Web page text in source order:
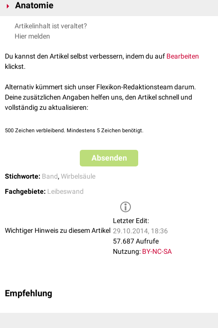
Anatomie
Dort, wo das Ligamentum supraspinale die Dornfortsätze berührt, ist
Faserknorpel ausgebildet. An den Lendenwirbeln ist es dicker und breiter
benachbarten
Faszien verwachsen.
Das Ligamentum supraspinale verspannt dorsal die
rhomboideus major. Im Halsbereich setzt sich das Ligamentum
supraspinale alsLigamentum nuchae(Nackenband) fort.
Artikelinhalt ist veraltet?
Hier melden
Du kannst den Artikel selbst verbessern, indem du auf Bearbeiten
klickst.
Alternativ kümmert sich unser Flexikon-Redaktionsteam darum.
Deine zusätzlichen Angaben helfen uns, den Artikel schnell und
vollständig zu aktualisieren:
500 Zeichen verbleibend. Mindestens 5 Zeichen benötigt.
Absenden
Stichworte: Band, Wirbelsäule
Fachgebiete: Leibeswand
Wichtiger Hinweis zu diesem Artikel
Letzter Edit:
29.10.2014, 18:36
57.687 Aufrufe
Nutzung: BY-NC-SA
Empfehlung